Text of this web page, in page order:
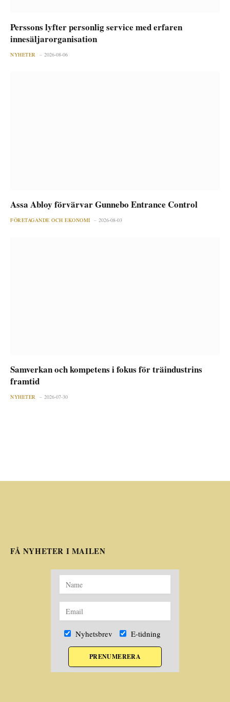
Perssons lyfter personlig service med erfaren
innesäljarorganisation
NYHETER 2026-08-06
Assa Abloy förvärvar Gunnebo Entrance Control
FÖRETAGANDE OCH EKONOMI 2026-08-03
Samverkan och kompetens i fokus för träindustrins
framtid
NYHETER 2026-07-30
FÅ NYHETER I MAILEN
Nyhetsbrev E-tidning
PRENUMERERA